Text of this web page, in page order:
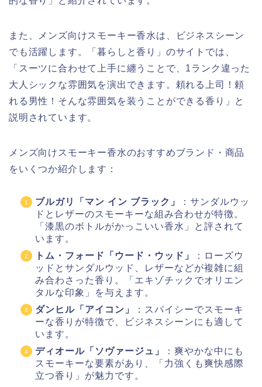
また、メンズ向けスモーキー香水は、ビジネスシーン
でも活躍します。「暮らしと香り」のサイトでは、
「スーツに合わせて上手に纏うことで、1ランク違った
大人シックな雰囲気を演出できます。頼れる上司！頼
れる男性！そんな雰囲気を装うことができる香り」と
説明されています。
メンズ向けスモーキー香水のおすすめブランド・商品
をいくつか紹介します：
ブルガリ「マン イン ブラック」
：サンダルウッ
ドとレザーのスモーキーな組み合わせが特徴。
「漆黒のボトルがかっこいい香水」と評されて
います。
トム・フォード「ウード・ウッド」
：ローズウ
ッドとサンダルウッド、レザーなどが複雑に組
み合わさった香り。「エキゾチックでオリエン
タルな印象」を与えます。
ダンヒル「アイコン」
：スパイシーでスモーキ
ーな香りが特徴で、ビジネスシーンにも適して
います。
ディオール「ソヴァージュ」
：爽やかな中にも
スモーキーな要素があり、「力強くも爽快感際
立つ香り」が魅力です。